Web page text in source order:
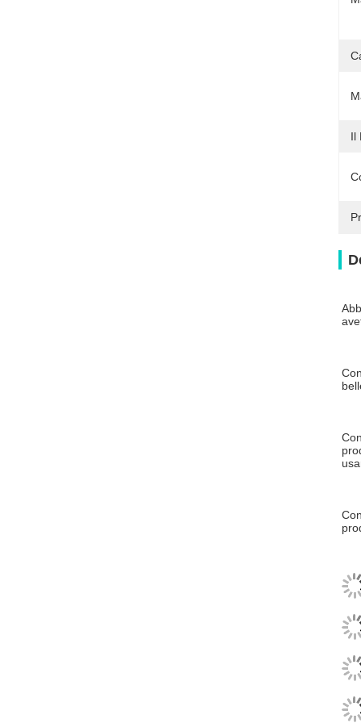
Il